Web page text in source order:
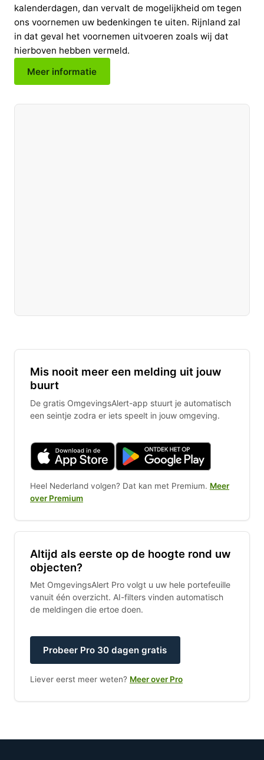
kalenderdagen, dan vervalt de mogelijkheid om tegen
ons voornemen uw bedenkingen te uiten. Rijnland zal
in dat geval het voornemen uitvoeren zoals wij dat
hierboven hebben vermeld.
Meer informatie
Mis nooit meer een melding uit jouw
buurt
De gratis OmgevingsAlert-app stuurt je automatisch
een seintje zodra er iets speelt in jouw omgeving.
Heel Nederland volgen? Dat kan met Premium. Meer
over Premium
Altijd als eerste op de hoogte rond uw
objecten?
Met OmgevingsAlert Pro volgt u uw hele portefeuille
vanuit één overzicht. AI-filters vinden automatisch
de meldingen die ertoe doen.
Probeer Pro 30 dagen gratis
Liever eerst meer weten? Meer over Pro